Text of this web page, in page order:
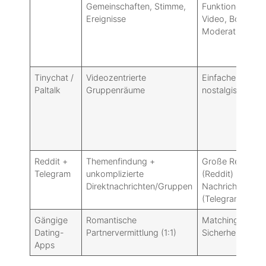
Gemeinschaften, Stimme,
Ereignisse
Funktionen
Video, Bots),
Tinychat /
Paltalk
Videozentrierte
Gruppenräume
Einfache Live-
nostalgisches
Reddit +
Telegram
Themenfindung +
unkomplizierte
Direktnachrichten/Gruppen
Große
(Reddit) +
(Telegram)
Gängige
Dating-
Apps
Romantische
Partnervermittlung (1:1)
Matching-